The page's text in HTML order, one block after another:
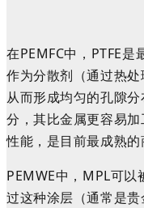
在PEMFC中， PTFE是
作为分散剂 （通过热处
从而形成均匀的孔隙分
分，其比金属更容易
性能， 是目前最成熟
PEMWE中，MPL可以
过这种涂层（通常是